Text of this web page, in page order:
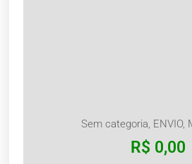
Sem categoria, ENVIO,
R$ 0,00